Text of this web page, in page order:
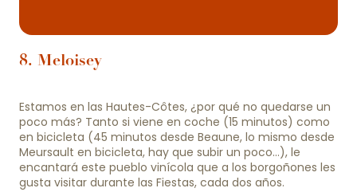
8. Meloisey
Estamos en las Hautes-Côtes, ¿por qué no quedarse un
poco más? Tanto si viene en coche (15 minutos) como
en bicicleta (45 minutos desde Beaune, lo mismo desde
Meursault en bicicleta, hay que subir un poco…), le
encantará este pueblo vinícola que a los borgoñones les
gusta visitar durante las Fiestas, cada dos años.